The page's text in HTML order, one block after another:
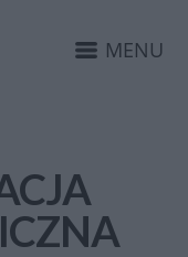
MENU